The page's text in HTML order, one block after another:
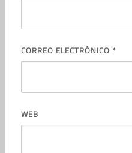
CORREO ELECTRÓNICO *
WEB